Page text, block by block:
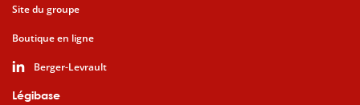
Site du groupe
Boutique en ligne
Berger-Levrault
Légibase